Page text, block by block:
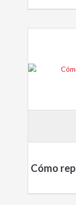
Cómo